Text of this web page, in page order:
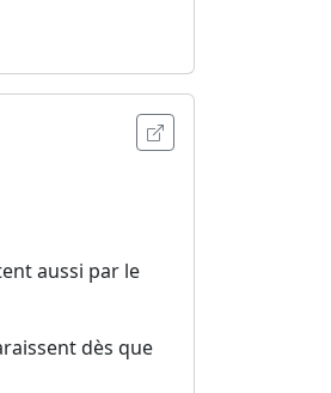
Ouvrir l'annonce
aussi par le
dès que